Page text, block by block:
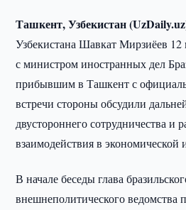
Ташкент, Узбекистан
Узбекистана Шавкат Мирзиёев 12
с министром иностранных дел
прибывшим в Ташкент с
встречи стороны обсудили
двустороннего сотрудничества и
взаимодействия в экономической
В начале беседы глава
внешнеполитического ведомства